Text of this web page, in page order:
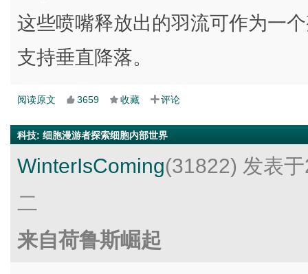
这些喷嘴释放出的羽流可作为一
支持垂直降落。
阅读原文 3659 收藏 评论
科技: 细胞漫游者探索细胞内部世界
WinterIsComing(31822) 发表
二
来自荷鲁斯崛起